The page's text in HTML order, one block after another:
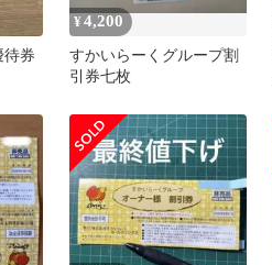
待券
¥4,200
すかいらーくグループ割
引券七枚